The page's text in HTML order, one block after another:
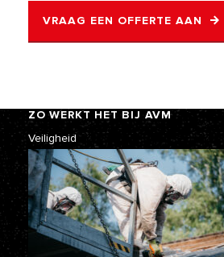
VRAAG EEN OFFERTE AAN
ZO WERKT HET BIJ AVM
Veiligheid